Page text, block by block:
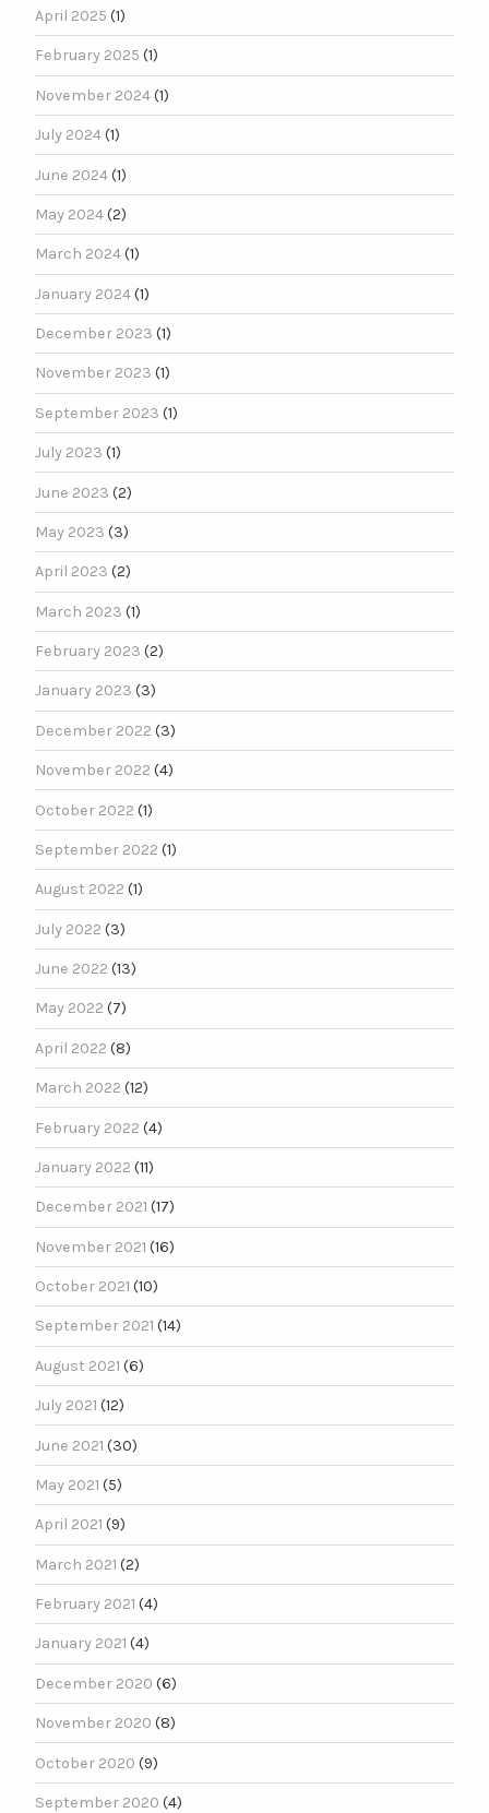
April 2025 (1)
February 2025 (1)
November 2024(1)
July 2024(1)
June 2024(1)
May 2024(2)
March 2024(1)
January 2024(1)
December 2023 (1)
November 2023 (1)
September 2023 (1)
July 2023 (1)
June 2023 (2)
May 2023 (3)
April 2023 (2)
March 2023 (1)
February 2023 (2)
January 2023 (3)
December 2022 (3)
November 2022 (4)
October 2022 (1)
September 2022 (1)
August 2022 (1)
July 2022 (3)
June 2022 (13)
May 2022 (7)
April 2022 (8)
March 2022 (12)
February 2022 (4)
January 2022 (11)
December 2021 (17)
November 2021 (16)
October 2021 (10)
September 2021 (14)
August 2021 (6)
July 2021 (12)
June 2021 (30)
May 2021 (5)
April 2021 (9)
March 2021 (2)
February 2021 (4)
January 2021 (4)
December 2020 (6)
November 2020 (8)
October 2020 (9)
September 2020 (4)